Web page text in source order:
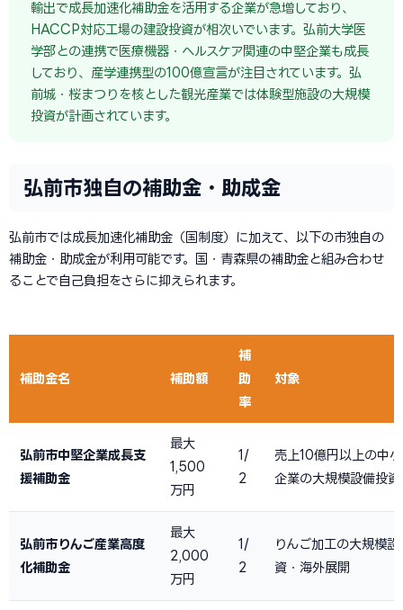
輸出で成長加速化補助金を活用する企業が急増しており、
HACCP対応工場の建設投資が相次いでいます。弘前大学医
学部との連携で医療機器・ヘルスケア関連の中堅企業も成長
しており、産学連携型の100億宣言が注目されています。弘
前城・桜まつりを核とした観光産業では体験型施設の大規模
投資が計画されています。
弘前市独自の補助金・助成金
弘前市では成長加速化補助金（国制度）に加えて、以下の市独自の
補助金・助成金が利用可能です。国・青森県の補助金と組み合わせ
ることで自己負担をさらに抑えられます。
補助金名 補助額
補
助
率
対象
弘前市中堅企業成長支
援補助金
最大
1,500
万円
1/
2
売上10億円以上の中
企業の大規模設備投資
弘前市りんご産業高度
化補助金
最大
2,000
万円
1/
2
りんご加工の大規模設
資・海外展開